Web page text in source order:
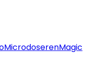
MicrodoserenMagic